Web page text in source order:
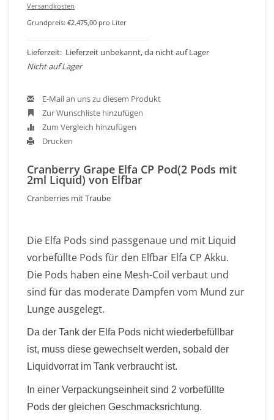
Versandkosten
Grundpreis: €2.475,00 pro Liter
Lieferzeit: Lieferzeit unbekannt, da nicht auf Lager
Nicht auf Lager
E-Mail an uns zu diesem Produkt
Zur Wunschliste hinzufügen
Zum Vergleich hinzufügen
Drucken
Cranberry Grape Elfa CP Pod(2 Pods mit
2ml Liquid) von Elfbar
Cranberries mit Traube
Die Elfa Pods sind passgenaue und mit Liquid
vorbefüllte Pods für den Elfbar Elfa CP Akku.
Die Pods haben eine Mesh-Coil verbaut und
sind für das moderate Dampfen vom Mund zur
Lunge ausgelegt.
Da der Tank der Elfa Pods nicht wiederbefüllbar
ist, muss diese gewechselt werden, sobald der
Liquidvorrat im Tank verbraucht ist.
In einer Verpackungseinheit sind 2 vorbefüllte
Pods der gleichen Geschmacksrichtung.